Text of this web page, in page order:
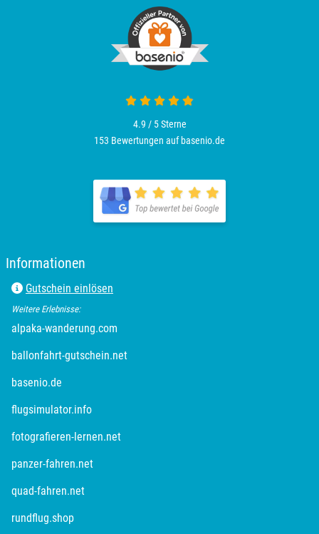
4.9 / 5Sterne
153 Bewertungen auf basenio.de
Informationen
Gutschein einlösen
Weitere Erlebnisse:
alpaka-wanderung.com
ballonfahrt-gutschein.net
basenio.de
flugsimulator.info
fotografieren-lernen.net
panzer-fahren.net
quad-fahren.net
rundflug.shop